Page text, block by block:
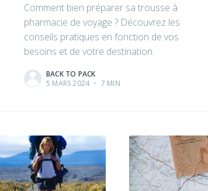
Comment bien préparer sa trousse à
pharmacie de voyage ? Découvrez les
conseils pratiques en fonction de vos
besoins et de votre destination.
BACK TO PACK
5 MARS 2024 • 7 MIN